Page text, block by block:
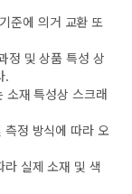
준에 의거 교환 또
정 및 상품 특성 상
.
소재 특성상 스크래
정 방식에 따라 오
실제 소재 및 색